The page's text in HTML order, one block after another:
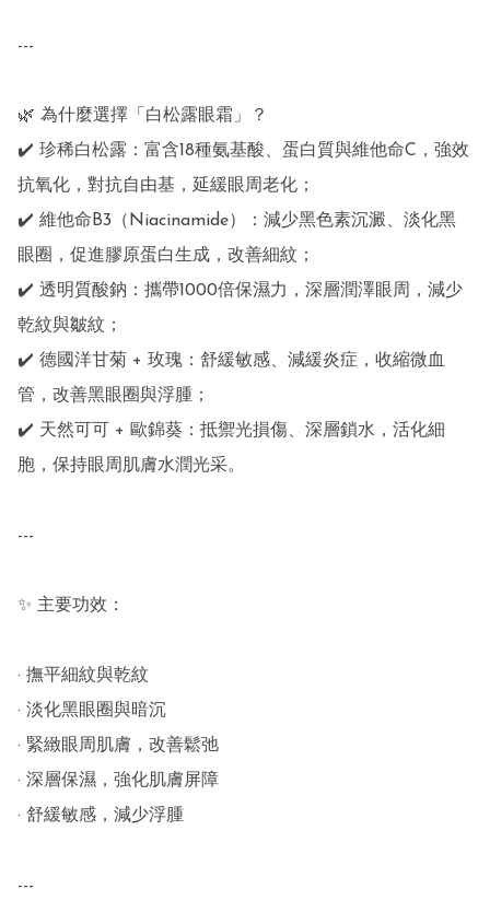
---
🌿 為什麼選擇「白松露眼霜」？
✔️ 珍稀白松露：富含18種氨基酸、蛋白質與維他命C，強效
抗氧化，對抗自由基，延緩眼周老化；
✔️ 維他命B3（Niacinamide）：減少黑色素沉澱、淡化黑
眼圈，促進膠原蛋白生成，改善細紋；
✔️ 透明質酸鈉：攜帶1000倍保濕力，深層潤澤眼周，減少
乾紋與皺紋；
✔️ 德國洋甘菊 + 玫瑰：舒緩敏感、減緩炎症，收縮微血
管，改善黑眼圈與浮腫；
✔️ 天然可可 + 歐錦葵：抵禦光損傷、深層鎖水，活化細
胞，保持眼周肌膚水潤光采。
---
✨ 主要功效：
· 撫平細紋與乾紋
· 淡化黑眼圈與暗沉
· 緊緻眼周肌膚，改善鬆弛
· 深層保濕，強化肌膚屏障
· 舒緩敏感，減少浮腫
---